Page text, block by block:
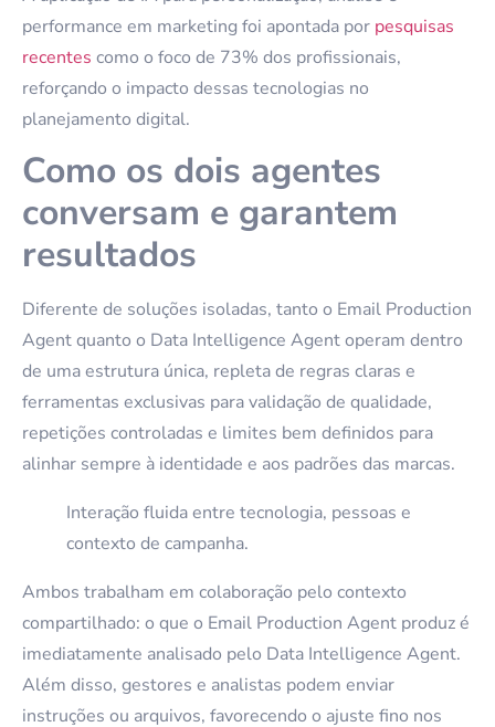
performance em marketing foi apontada por pesquisas
recentes como o foco de 73% dos profissionais,
reforçando o impacto dessas tecnologias no
planejamento digital.
Como os dois agentes
conversam e garantem
resultados
Diferente de soluções isoladas, tanto o Email Production
Agent quanto o Data Intelligence Agent operam dentro
de uma estrutura única, repleta de regras claras e
ferramentas exclusivas para validação de qualidade,
repetições controladas e limites bem definidos para
alinhar sempre à identidade e aos padrões das marcas.
Interação fluida entre tecnologia, pessoas e
contexto de campanha.
Ambos trabalham em colaboração pelo contexto
compartilhado: o que o Email Production Agent produz é
imediatamente analisado pelo Data Intelligence Agent.
Além disso, gestores e analistas podem enviar
instruções ou arquivos, favorecendo o ajuste fino nos